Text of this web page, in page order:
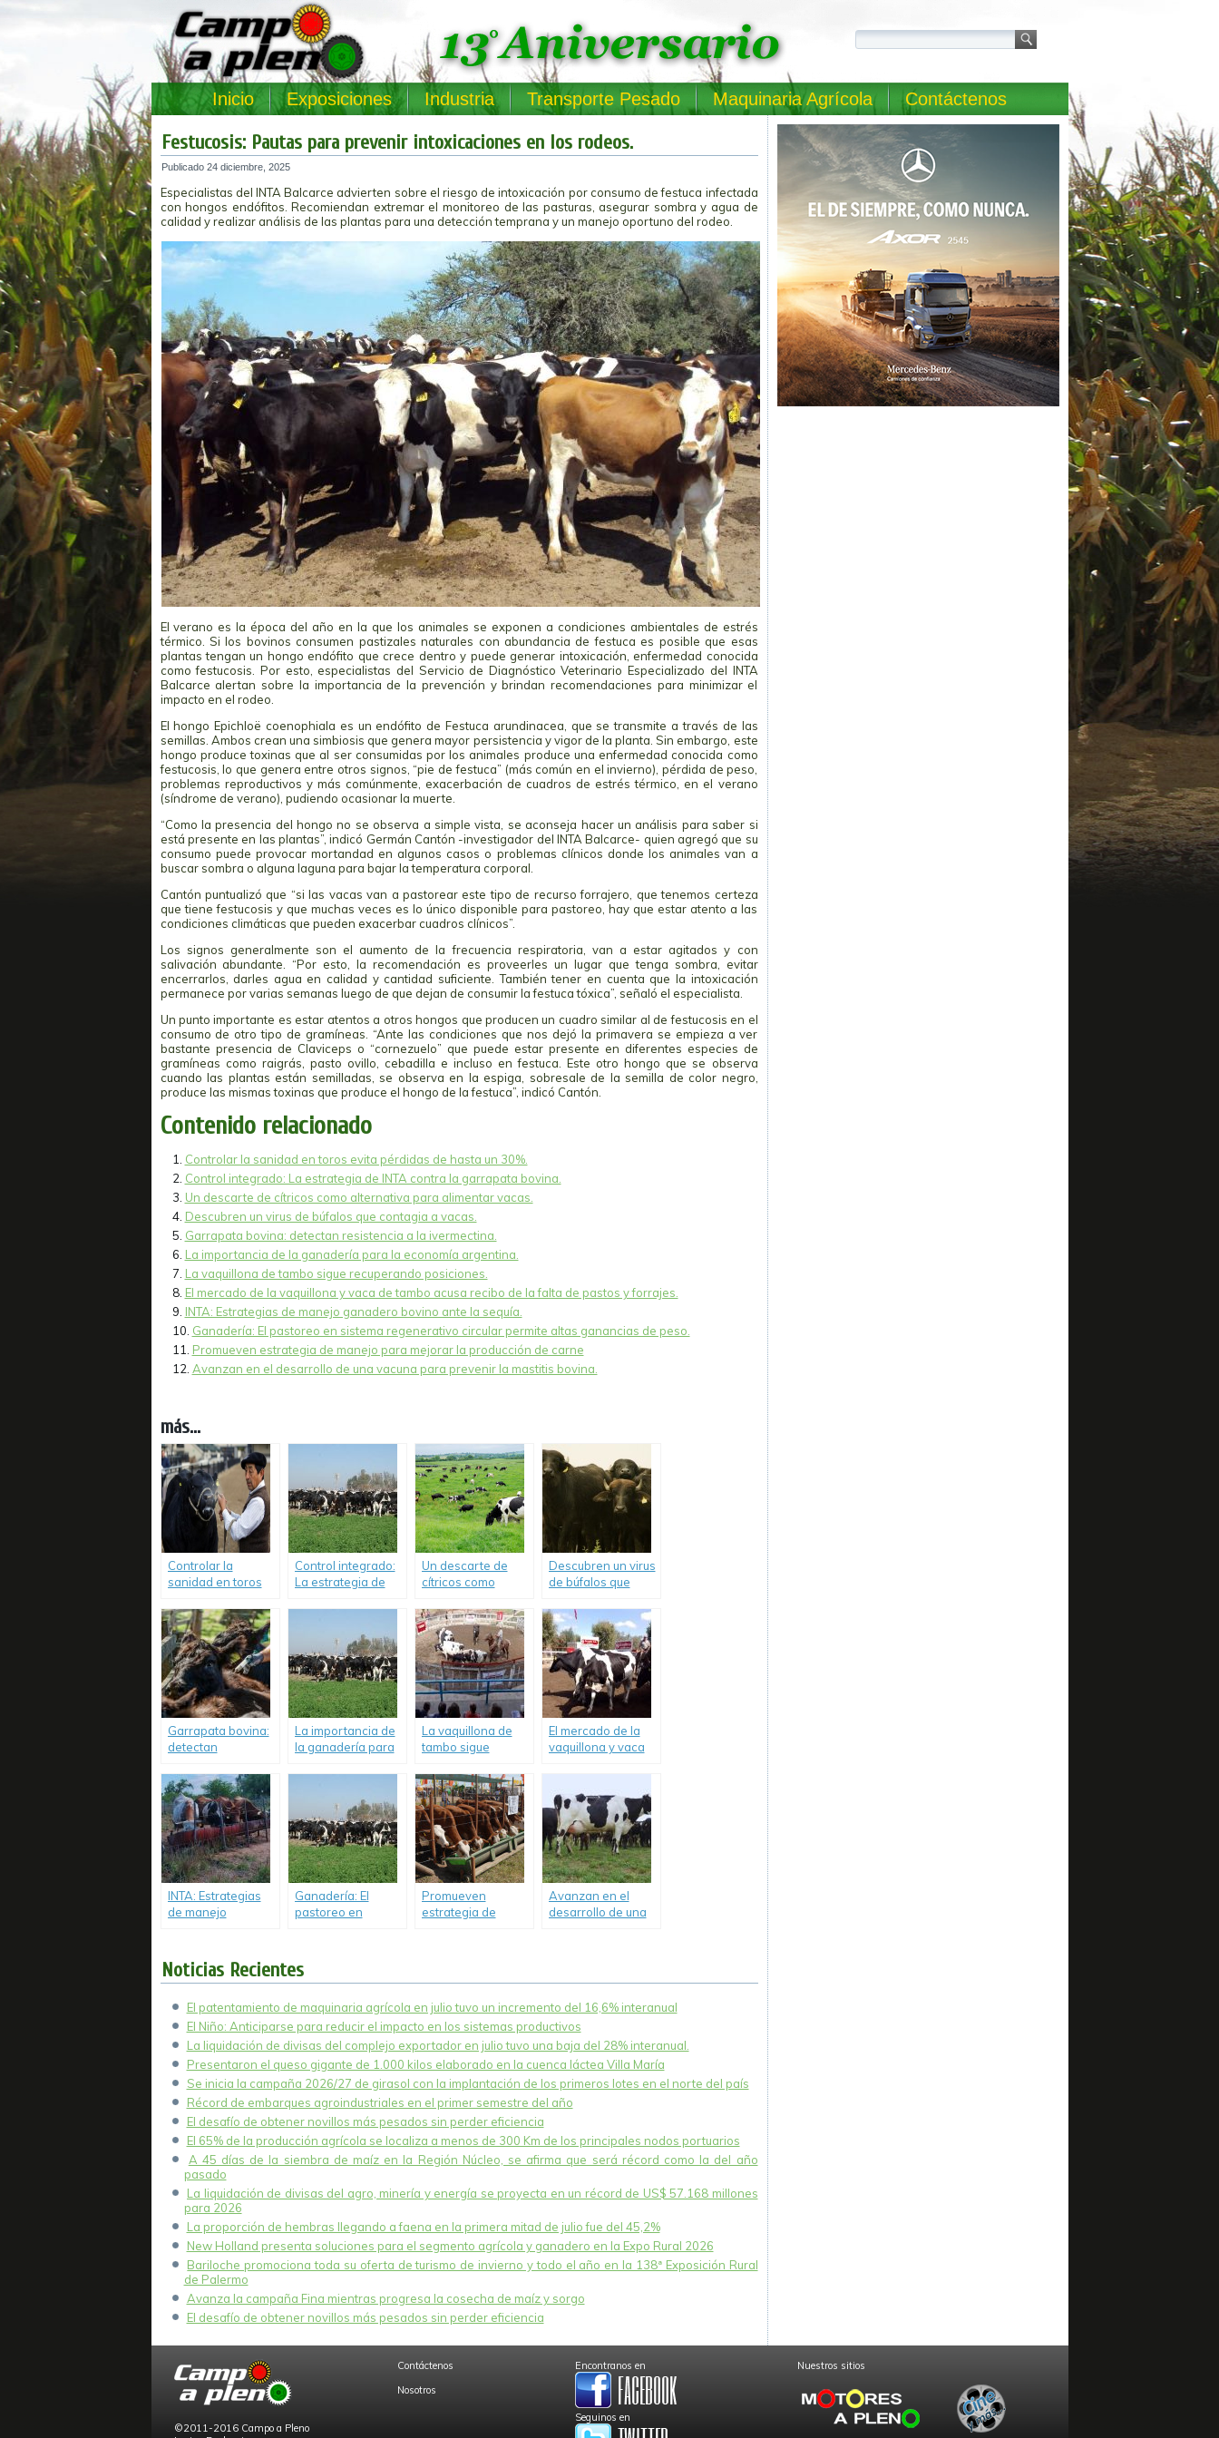
Inicio Exposiciones Industria Transporte Pesado Maquinaria Agrícola Contáctenos
Festucosis: Pautas para prevenir intoxicaciones en los rodeos.
Publicado 24 diciembre, 2025
Especialistas del INTA Balcarce advierten sobre el riesgo de intoxicación por consumo de festuca infectada
con hongos endófitos. Recomiendan extremar el monitoreo de las pasturas, asegurar sombra y agua de
calidad y realizar análisis de las plantas para una detección temprana y un manejo oportuno del rodeo.
El verano es la época del año en la que los animales se exponen a condiciones ambientales de estrés
térmico. Si los bovinos consumen pastizales naturales con abundancia de festuca es posible que esas
plantas tengan un hongo endófito que crece dentro y puede generar intoxicación, enfermedad conocida
como festucosis. Por esto, especialistas del Servicio de Diagnóstico Veterinario Especializado del INTA
Balcarce alertan sobre la importancia de la prevención y brindan recomendaciones para minimizar el
impacto en el rodeo.
El hongo Epichloë coenophiala es un endófito de Festuca arundinacea, que se transmite a través de las
semillas. Ambos crean una simbiosis que genera mayor persistencia y vigor de la planta. Sin embargo, este
hongo produce toxinas que al ser consumidas por los animales produce una enfermedad conocida como
festucosis, lo que genera entre otros signos, “pie de festuca” (más común en el invierno), pérdida de peso,
problemas reproductivos y más comúnmente, exacerbación de cuadros de estrés térmico, en el verano
(síndrome de verano), pudiendo ocasionar la muerte.
“Como la presencia del hongo no se observa a simple vista, se aconseja hacer un análisis para saber si
está presente en las plantas”, indicó Germán Cantón -investigador del INTA Balcarce- quien agregó que su
consumo puede provocar mortandad en algunos casos o problemas clínicos donde los animales van a
buscar sombra o alguna laguna para bajar la temperatura corporal.
Cantón puntualizó que “si las vacas van a pastorear este tipo de recurso forrajero, que tenemos certeza
que tiene festucosis y que muchas veces es lo único disponible para pastoreo, hay que estar atento a las
condiciones climáticas que pueden exacerbar cuadros clínicos”.
Los signos generalmente son el aumento de la frecuencia respiratoria, van a estar agitados y con
salivación abundante. “Por esto, la recomendación es proveerles un lugar que tenga sombra, evitar
encerrarlos, darles agua en calidad y cantidad suficiente. También tener en cuenta que la intoxicación
permanece por varias semanas luego de que dejan de consumir la festuca tóxica”, señaló el especialista.
Un punto importante es estar atentos a otros hongos que producen un cuadro similar al de festucosis en el
consumo de otro tipo de gramíneas. “Ante las condiciones que nos dejó la primavera se empieza a ver
bastante presencia de Claviceps o “cornezuelo” que puede estar presente en diferentes especies de
gramíneas como raigrás, pasto ovillo, cebadilla e incluso en festuca. Este otro hongo que se observa
cuando las plantas están semilladas, se observa en la espiga, sobresale de la semilla de color negro,
produce las mismas toxinas que produce el hongo de la festuca”, indicó Cantón.
Contenido relacionado
Controlar la sanidad en toros evita pérdidas de hasta un 30%.
Control integrado: La estrategia de INTA contra la garrapata bovina.
Un descarte de cítricos como alternativa para alimentar vacas.
Descubren un virus de búfalos que contagia a vacas.
Garrapata bovina: detectan resistencia a la ivermectina.
La importancia de la ganadería para la economía argentina.
La vaquillona de tambo sigue recuperando posiciones.
El mercado de la vaquillona y vaca de tambo acusa recibo de la falta de pastos y forrajes.
INTA: Estrategias de manejo ganadero bovino ante la sequía.
Ganadería: El pastoreo en sistema regenerativo circular permite altas ganancias de peso.
Promueven estrategia de manejo para mejorar la producción de carne
Avanzan en el desarrollo de una vacuna para prevenir la mastitis bovina.
más...
Controlar la
sanidad en toros
hasta un 30%.
Control integrado:
La estrategia de
Un descarte de
cítricos como
alimentar vacas.
Descubren un virus
de búfalos que
Garrapata bovina:
detectan
ivermectina.
La importancia de
la ganadería para
La vaquillona de
tambo sigue
posiciones.
El mercado de la
vaquillona y vaca
de pastos y
forrajes.
INTA: Estrategias
de manejo
Ganadería: El
pastoreo en
altas ganancias de
Promueven
estrategia de
Avanzan en el
desarrollo de una
Noticias Recientes
El patentamiento de maquinaria agrícola en julio tuvo un incremento del 16,6% interanual
El Niño: Anticiparse para reducir el impacto en los sistemas productivos
La liquidación de divisas del complejo exportador en julio tuvo una baja del 28% interanual.
Presentaron el queso gigante de 1.000 kilos elaborado en la cuenca láctea Villa María
Se inicia la campaña 2026/27 de girasol con la implantación de los primeros lotes en el norte del país
Récord de embarques agroindustriales en el primer semestre del año
El desafío de obtener novillos más pesados sin perder eficiencia
El 65% de la producción agrícola se localiza a menos de 300 Km de los principales nodos portuarios
A 45 días de la siembra de maíz en la Región Núcleo, se afirma que será récord como la del año
pasado
La liquidación de divisas del agro, minería y energía se proyecta en un récord de US$ 57.168 millones
para 2026
La proporción de hembras llegando a faena en la primera mitad de julio fue del 45,2%
New Holland presenta soluciones para el segmento agrícola y ganadero en la Expo Rural 2026
Bariloche promociona toda su oferta de turismo de invierno y todo el año en la 138ª Exposición Rural
de Palermo
Avanza la campaña Fina mientras progresa la cosecha de maíz y sorgo
El desafío de obtener novillos más pesados sin perder eficiencia
©2011-2016 Campo a Pleno
Contáctenos
Nosotros
Encontranos en
Seguinos en
Nuestros sitios